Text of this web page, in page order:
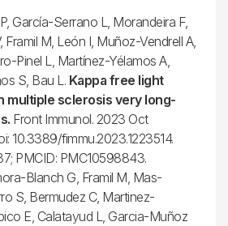
García-Serrano L, Morandeira F,
Framil M, León I, Muñoz-Vendrell A,
Pinel L, Martínez-Yélamos A,
S, Bau L. Kappa free light
multiple sclerosis very long-
Front Immunol. 2023 Oct
10.3389/fimmu.2023.1223514.
PMCID: PMC10598843.
Blanch G, Framil M, Mas-
S, Bermudez C, Martinez-
E, Calatayud L, Garcia-Muñoz